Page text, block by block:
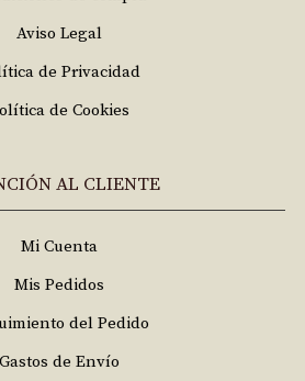
Aviso Legal
de Privacidad
de Cookies
AL CLIENTE
Mi Cuenta
Mis Pedidos
del Pedido
Gastos de Envío